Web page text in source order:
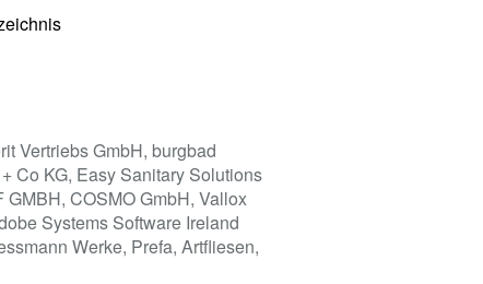
Vertriebs GmbH, burgbad
Co KG, Easy Sanitary Solutions
COSMO GmbH, Vallox
Systems Software Ireland
Werke, Prefa, Artfliesen,